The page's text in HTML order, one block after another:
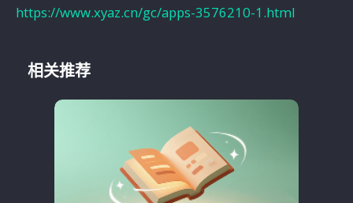
https://www.xyaz.cn/gc/apps-3576210-1.html
相关推荐